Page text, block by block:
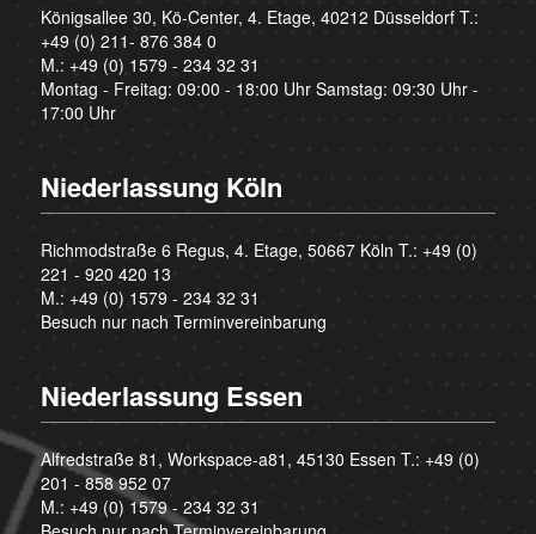
Königsallee 30, Kö-Center, 4. Etage, 40212 Düsseldorf T.:
+49 (0) 211- 876 384 0
M.: +49 (0) 1579 - 234 32 31
Montag - Freitag: 09:00 - 18:00 Uhr Samstag: 09:30 Uhr -
17:00 Uhr
Niederlassung Köln
Richmodstraße 6 Regus, 4. Etage, 50667 Köln T.: +49 (0)
221 - 920 420 13
M.: +49 (0) 1579 - 234 32 31
Besuch nur nach Terminvereinbarung
Niederlassung Essen
Alfredstraße 81, Workspace-a81, 45130 Essen T.: +49 (0)
201 - 858 952 07
M.: +49 (0) 1579 - 234 32 31